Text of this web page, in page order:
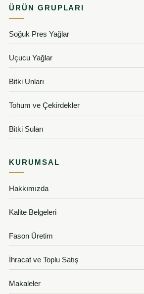
ÜRÜN GRUPLARI
Soğuk Pres Yağlar
Uçucu Yağlar
Bitki Unları
Tohum ve Çekirdekler
Bitki Suları
KURUMSAL
Hakkımızda
Kalite Belgeleri
Fason Üretim
İhracat ve Toplu Satış
Makaleler